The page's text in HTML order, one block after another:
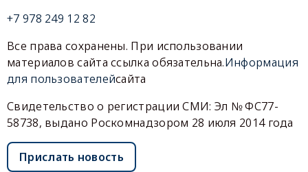
+7 978 249 12 82
Все права сохранены. При использовании
материалов сайта ссылка обязательна.Информация
для пользователейсайта
Свидетельство о регистрации СМИ: Эл № ФС77-
58738, выдано Роскомнадзором 28 июля 2014 года
Прислать новость